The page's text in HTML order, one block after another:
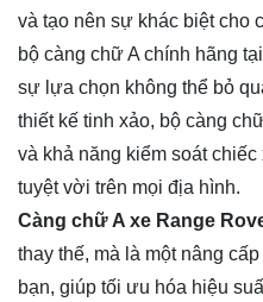
và tạo nên sự khác biệt cho
bộ càng chữ A chính hãng tại
sự lựa chọn không thể bỏ
thiết kế tinh xảo, bộ càng
và khả năng kiểm soát
tuyệt vời trên mọi địa hình.
Càng chữ A xe Range
thay thế, mà là một nâng
bạn, giúp tối ưu hóa hiệu